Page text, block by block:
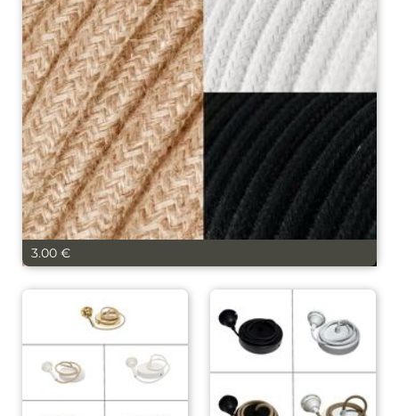
Ceintures
Foulards, écharpes,
chapeaux et bonnets
Lunettes
Lunettes de Soleil
Lunettes de Lecture
Vaporisateurs
Bouquets parfumés et
concentrés
Bougies, encens
Cuisine
Ustensiles
Vaisselle et accessoires
Soldes
LES MARQUES
Nos pépites
3.00 €